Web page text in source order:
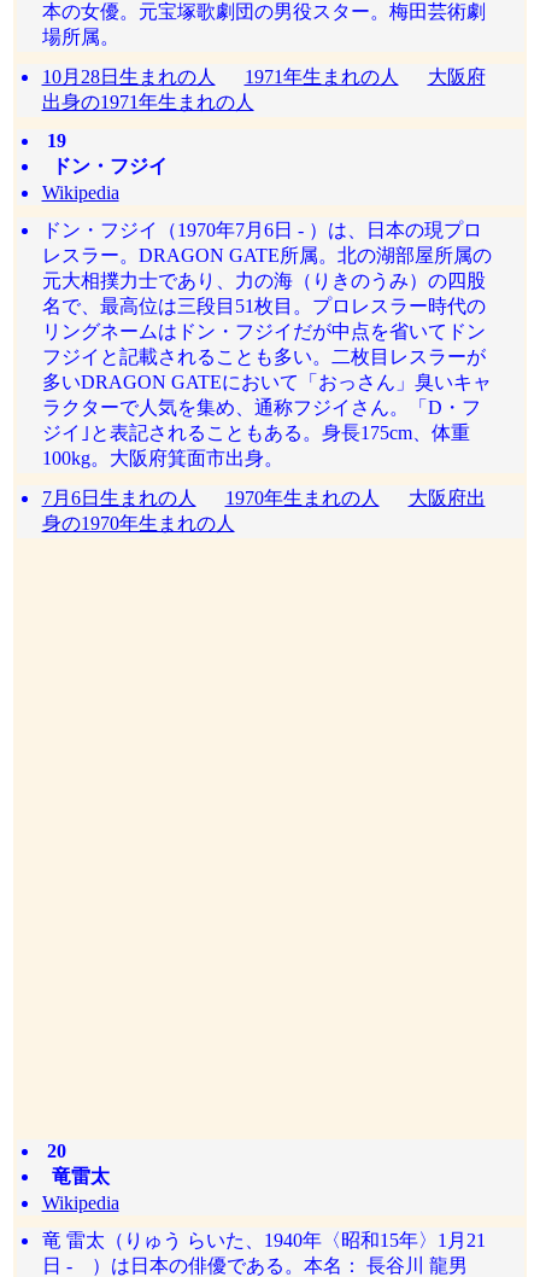
本の女優。元宝塚歌劇団の男役スター。梅田芸術劇
場所属。
10月28日生まれの人
1971年生まれの人
大阪府
出身の1971年生まれの人
19
ドン・フジイ
Wikipedia
ドン・フジイ（1970年7月6日 - ）は、日本の現プロ
レスラー。DRAGON GATE所属。北の湖部屋所属の
元大相撲力士であり、力の海（りきのうみ）の四股
名で、最高位は三段目51枚目。プロレスラー時代の
リングネームはドン・フジイだが中点を省いてドン
フジイと記載されることも多い。二枚目レスラーが
多いDRAGON GATEにおいて「おっさん」臭いキャ
ラクターで人気を集め、通称フジイさん。「D・フ
ジイ｣と表記されることもある。身長175cm、体重
100kg。大阪府箕面市出身。
7月6日生まれの人
1970年生まれの人
大阪府出
身の1970年生まれの人
20
竜雷太
Wikipedia
竜 雷太（りゅう らいた、1940年〈昭和15年〉1月21
日 - ）は日本の俳優である。本名： 長谷川 龍男